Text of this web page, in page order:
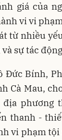
giá của
vi vi
từ nhiều
sự tác
Ðức Bính,
Cà Mau,
phương
thanh -
vi phạm